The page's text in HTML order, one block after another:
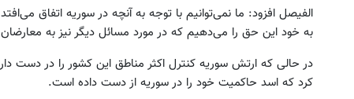
الفیصل افزود: ما نمی‌توانیم با توجه به آنچه در سوریه اتفاق
به خود این حق را می‌دهیم که در مورد مسائل دیگر نیز به
در حالی که ارتش سوریه کنترل اکثر مناطق این کشور را در دست
کرد که اسد حاکمیت خود را در سوریه از دست داده است.